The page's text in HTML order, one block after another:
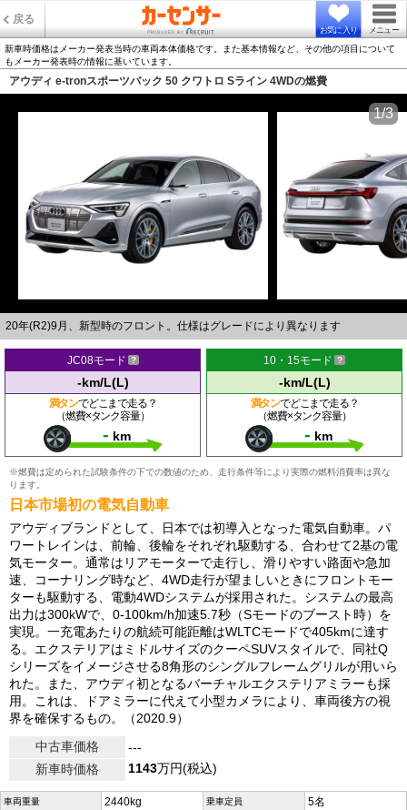
戻る
お気に入り メニュー
新車時価格はメーカー発表当時の車両本体価格です。また基本情報など、その他の項目について
もメーカー発表時の情報に基いています。
アウディ e-tronスポーツバック 50 クワトロ Sライン 4WDの燃費
20年(R2)9月、新型時のフロント。仕様はグレードにより異なります
1/3
JC08モード
-km/L(L)
満タンでどこまで走る？
（燃費×タンク容量）
- km
10・15モード
-km/L(L)
満タンでどこまで走る？
（燃費×タンク容量）
- km
※燃費は定められた試験条件の下での数値のため、走行条件等により実際の燃料消費率は異な
ります。
日本市場初の電気自動車
アウディブランドとして、日本では初導入となった電気自動車。パ
ワートレインは、前輪、後輪をそれぞれ駆動する、合わせて2基の電
気モーター。通常はリアモーターで走行し、滑りやすい路面や急加
速、コーナリング時など、4WD走行が望ましいときにフロントモー
ターも駆動する、電動4WDシステムが採用された。システムの最高
出力は300kWで、0-100km/h加速5.7秒（Sモードのブースト時）を
実現。一充電あたりの航続可能距離はWLTCモードで405kmに達す
る。エクステリアはミドルサイズのクーペSUVスタイルで、同社Q
シリーズをイメージさせる8角形のシングルフレームグリルが用いら
れた。また、アウディ初となるバーチャルエクステリアミラーも採
用。これは、ドアミラーに代えて小型カメラにより、車両後方の視
界を確保するもの。（2020.9）
中古車価格
---
新車時価格
1143万円(税込)
車両重量 2440kg 乗車定員 5名